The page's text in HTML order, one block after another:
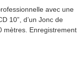
avec une
10”, d’un Jonc de
mètres. Enregistrement